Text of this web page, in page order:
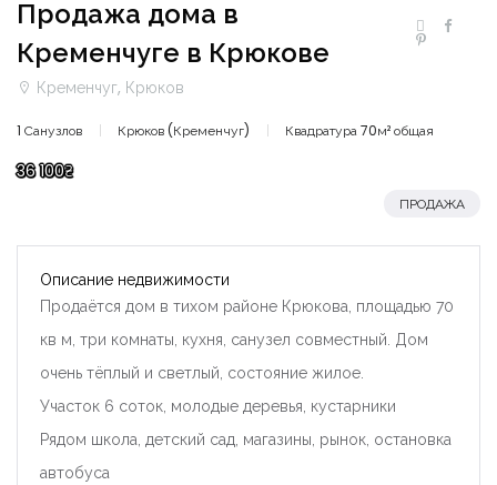
Продажа дома в
Кременчуге в Крюкове
Кременчуг, Крюков
1 Санузлов Крюков (Кременчуг) Квадратура 70м² общая
36 100₴
ПРОДАЖА
Описание недвижимости
Продаётся дом в тихом районе Крюкова, площадью 70
кв м, три комнаты, кухня, санузел совместный. Дом
очень тёплый и светлый, состояние жилое.
Участок 6 соток, молодые деревья, кустарники
Рядом школа, детский сад, магазины, рынок, остановка
автобуса